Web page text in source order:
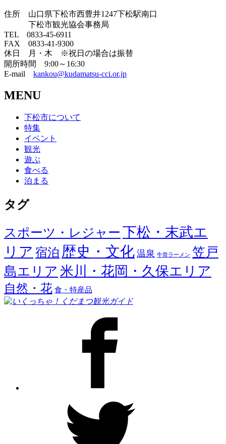
住所 山口県下松市西豊井1247下松駅南口
下松市観光協会事務局
TEL 0833-45-6911
FAX 0833-41-9300
休日 月・木 ※祝日の場合は振替
開所時間 9:00～16:30
E-mail kankou@kudamatsu-cci.or.jp
MENU
下松市について
特集
イベント
観光
遊ぶ
食べる
泊まる
タグ
スポーツ・レジャー 下松・末武エ
リア 宿泊 歴史・文化 温泉 牛骨ラーメン 笠戸
島エリア 米川・花岡・久保エリア
自然・花 食・特産品